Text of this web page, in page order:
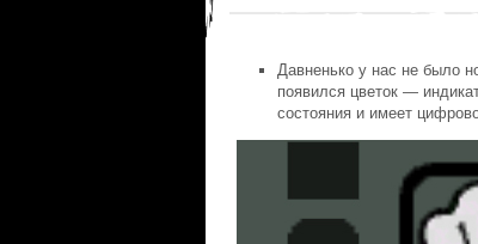
Давненько у нас не было
появился цветок —
состояния и имеет